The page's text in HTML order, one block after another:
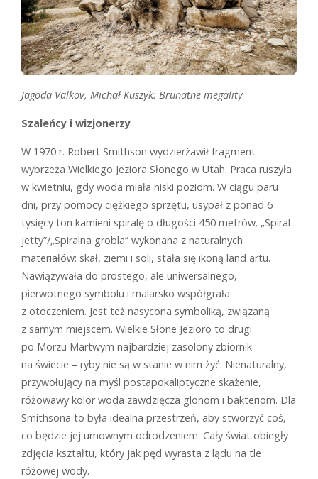
Jagoda Valkov, Michał Kuszyk: Brunatne megality
Szaleńcy i wizjonerzy
W 1970 r. Robert Smithson wydzierżawił fragment
wybrzeża Wielkiego Jeziora Słonego w Utah. Praca ruszyła
w kwietniu, gdy woda miała niski poziom. W ciągu paru
dni, przy pomocy ciężkiego sprzętu, usypał z ponad 6
tysięcy ton kamieni spiralę o długości 450 metrów. „Spiral
jetty”/„Spiralna grobla” wykonana z naturalnych
materiałów: skał, ziemi i soli, stała się ikoną land artu.
Nawiązywała do prostego, ale uniwersalnego,
pierwotnego symbolu i malarsko współgrała
z otoczeniem. Jest też nasycona symboliką, związaną
z samym miejscem. Wielkie Słone Jezioro to drugi
po Morzu Martwym najbardziej zasolony zbiornik
na świecie – ryby nie są w stanie w nim żyć. Nienaturalny,
przywołujący na myśl postapokaliptyczne skażenie,
różowawy kolor woda zawdzięcza glonom i bakteriom. Dla
Smithsona to była idealna przestrzeń, aby stworzyć coś,
co będzie jej umownym odrodzeniem. Cały świat obiegły
zdjęcia kształtu, który jak pęd wyrasta z lądu na tle
różowej wody.